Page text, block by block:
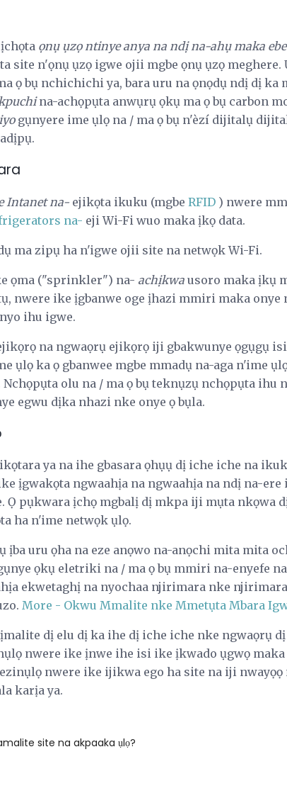
ọnụ ụzọ ntinye anya na ndị na-ahụ maka ebe
site n'ọnụ ụzọ igwe ojii mgbe ọnụ ụzọ meghere.
ọ bụ nchichichi ya, bara uru na ọnọdụ ndị dị ka
na-achọpụta anwụrụ ọkụ ma ọ bụ carbon
gụnyere ime ụlọ na / ma ọ bụ n'èzí dijitalụ
Intanet na- ejikọta ikuku (mgbe RFID ) nwere
na- eji Wi-Fi wuo maka ịkọ data.
ma zipụ ha n'igwe ojii site na netwọk Wi-Fi.
ọma ("sprinkler") na- achịkwa usoro maka ịkụ
nwere ike ịgbanwe oge ịhazi mmiri maka onye
ihu igwe.
na ngwaọrụ ejikọrọ iji gbakwunye ọgụgụ
ụlọ ka ọ gbanwee mgbe mmadụ na-aga n'ime
Nchọpụta olu na / ma ọ bụ teknụzụ nchọpụta ihu
egwu dịka nhazi nke onye ọ bụla.
ya na ihe gbasara ọhụụ dị iche iche na
ịgwakọta ngwaahịa na ngwaahịa na ndị na-ere
Ọ pụkwara ịchọ mgbalị dị mkpa iji mụta nkọwa
ha n'ime netwọk ụlọ.
ịba uru ọha na eze anọwo na-anọchi mita mita
ọkụ eletriki na / ma ọ bụ mmiri na-enyefe
ekwetaghị na nyochaa njirimara nke
More - Okwu Mmalite nke Mmetụta Mbara
dị elu dị ka ihe dị iche iche nke ngwaọrụ
nwere ike ịnwe ihe isi ike ịkwado ụgwọ
ezinụlọ nwere ike ijikwa ego ha site na iji
karịa ya.
site na akpaaka ụlọ?